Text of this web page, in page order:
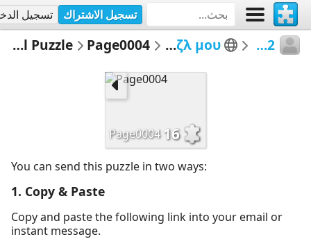
تسجيل الاشتراك تسجيل
rena2
Τα παζλ μου
Page0004
Email Puzzle
Page0004 16
You can send this puzzle in two ways:
1. Copy & Paste
Copy and paste the following link into your email or
instant message.